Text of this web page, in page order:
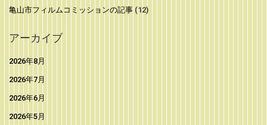
亀山市フィルムコミッションの記事 (12)
アーカイブ
2026年8月
2026年7月
2026年6月
2026年5月